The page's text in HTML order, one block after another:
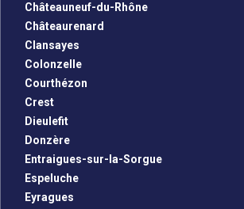
Châteauneuf-du-Rhône
Châteaurenard
Clansayes
Colonzelle
Courthézon
Crest
Dieulefit
Donzère
Entraigues-sur-la-Sorgue
Espeluche
Eyragues